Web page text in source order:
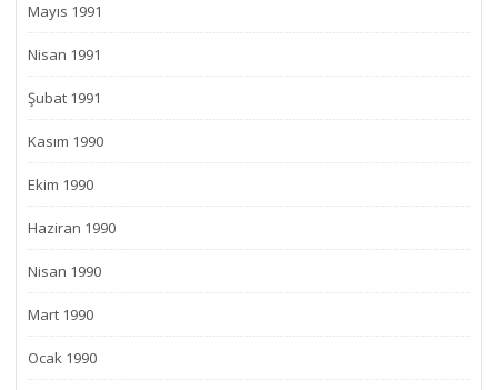
Mayıs 1991
Nisan 1991
Şubat 1991
Kasım 1990
Ekim 1990
Haziran 1990
Nisan 1990
Mart 1990
Ocak 1990